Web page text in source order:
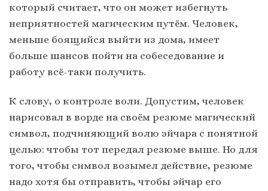
который считает, что он может избегнуть
неприятностей магическим путём. Человек,
меньше боящийся выйти из дома, имеет
больше шансов пойти на собеседование и
работу всё-таки получить.
К слову, о контроле воли. Допустим, человек
нарисовал в ворде на своём резюме магический
символ, подчиняющий волю эйчара с понятной
целью: чтобы тот передал резюме выше. Но для
того, чтобы символ возымел действие, резюме
надо хотя бы отправить, чтобы эйчар его